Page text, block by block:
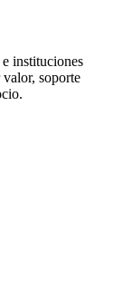
instituciones
valor, soporte